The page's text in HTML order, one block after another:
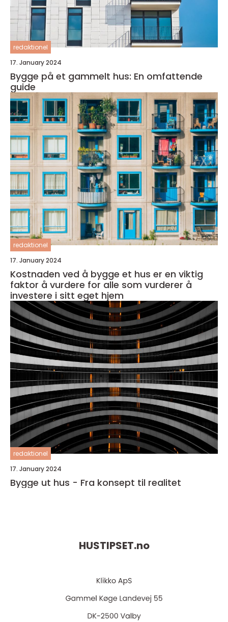
redaktionel
17. January 2024
Bygge på et gammelt hus: En omfattende
guide
redaktionel
17. January 2024
Kostnaden ved å bygge et hus er en viktig
faktor å vurdere for alle som vurderer å
investere i sitt eget hjem
redaktionel
17. January 2024
Bygge ut hus - Fra konsept til realitet
HUSTIPSET.no